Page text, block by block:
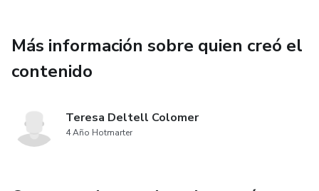
Más información sobre quien creó el
contenido
Teresa Deltell Colomer
4 Año Hotmarter